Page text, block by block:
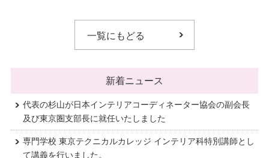
一覧にもどる
新着ニュース
代表の杉山が日本インテリアコーディネーター協会の副会長
及び東京圏支部長に就任いたしました
専門学校 東京テクニカルカレッジ インテリア科特別講師とし
て講義を行いました。